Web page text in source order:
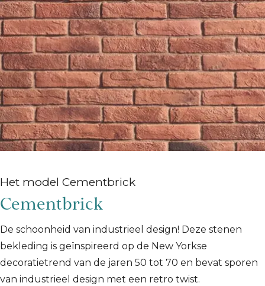
Het model Cementbrick
Cementbrick
De schoonheid van industrieel design! Deze stenen
bekleding is geïnspireerd op de New Yorkse
decoratietrend van de jaren 50 tot 70 en bevat sporen
van industrieel design met een retro twist.